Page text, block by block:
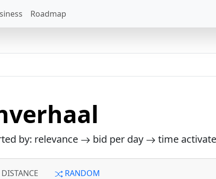
Roadmap
by: relevance bid per day time
DISTANCE RANDOM